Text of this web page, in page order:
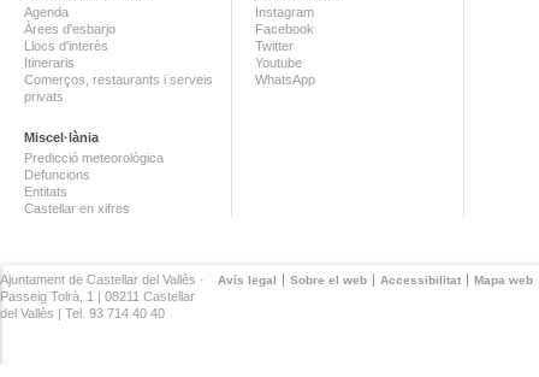
Agenda
Àrees d'esbarjo
Llocs d'interès
Itineraris
Comerços, restaurants i serveis
privats
Miscel·lània
Predicció meteorològica
Defuncions
Entitats
Castellar en xifres
Instagram
Facebook
Twitter
Youtube
WhatsApp
Avís legal Sobre el web Accessibilitat Mapa web
Ajuntament de Castellar del Vallès ·
Passeig Tolrà, 1 | 08211 Castellar
del Vallès | Tel. 93 714 40 40